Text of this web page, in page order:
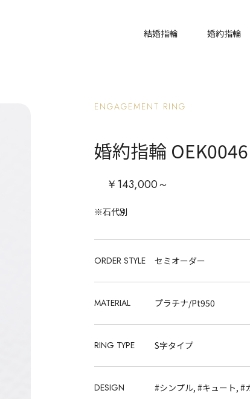
結婚指輪 婚約指輪
ENGAGEMENT RING
婚約指輪 OEK0046
￥143,000～
※石代別
ORDER STYLE セミオーダー
MATERIAL プラチナ/Pt950
RING TYPE S字タイプ
DESIGN #シンプル, #キュート, #